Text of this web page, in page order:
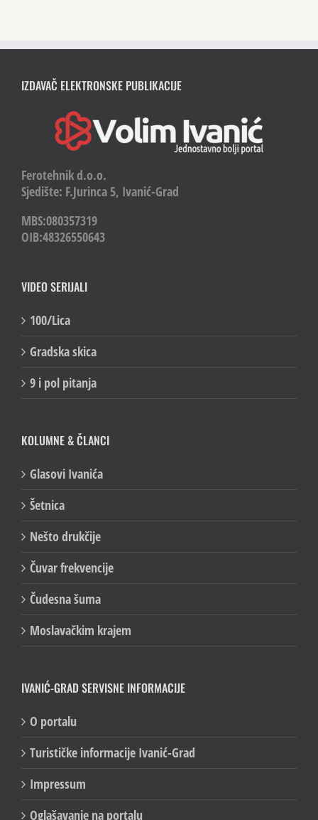
IZDAVAČ ELEKTRONSKE PUBLIKACIJE
Ferotehnik d.o.o.
Sjedište: F.Jurinca 5, Ivanić-Grad
MBS:080357319
OIB:48326550643
VIDEO SERIJALI
100/Lica
Gradska skica
9 i pol pitanja
KOLUMNE & ČLANCI
Glasovi Ivanića
Šetnica
Nešto drukčije
Čuvar frekvencije
Čudesna šuma
Moslavačkim krajem
IVANIĆ-GRAD SERVISNE INFORMACIJE
O portalu
Turističke informacije Ivanić-Grad
Impressum
Oglašavanje na portalu